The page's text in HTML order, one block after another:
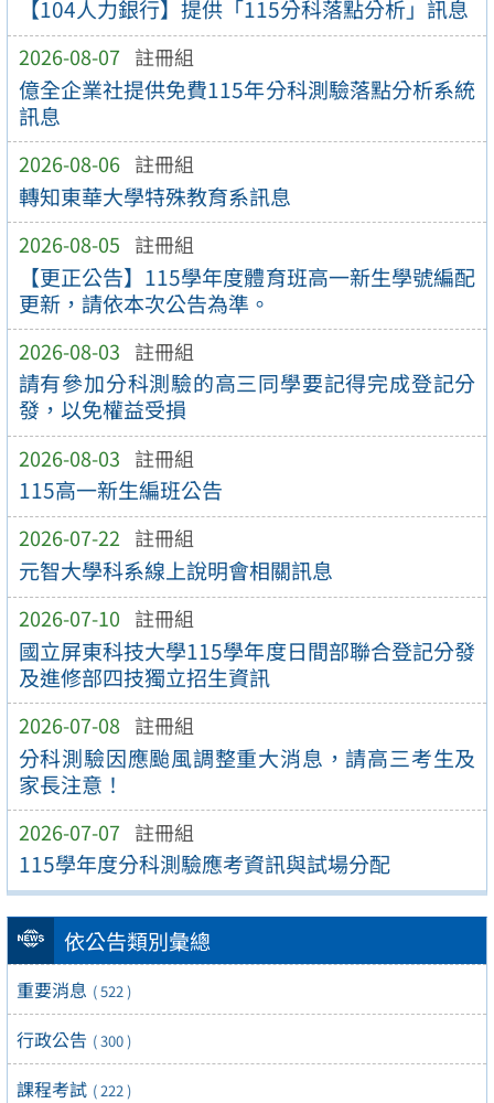
【104人力銀行】提供「115分科落點分析」訊息
2026-08-07 註冊組
億全企業社提供免費115年分科測驗落點分析系統
訊息
2026-08-06 註冊組
轉知東華大學特殊教育系訊息
2026-08-05 註冊組
【更正公告】115學年度體育班高一新生學號編配
更新，請依本次公告為準。
2026-08-03 註冊組
請有參加分科測驗的高三同學要記得完成登記分
發，以免權益受損
2026-08-03 註冊組
115高一新生編班公告
2026-07-22 註冊組
元智大學科系線上說明會相關訊息
2026-07-10 註冊組
國立屏東科技大學115學年度日間部聯合登記分發
及進修部四技獨立招生資訊
2026-07-08 註冊組
分科測驗因應颱風調整重大消息，請高三考生及
家長注意！
2026-07-07 註冊組
115學年度分科測驗應考資訊與試場分配
依公告類別彙總
重要消息 ( 522 )
行政公告 ( 300 )
課程考試 ( 222 )